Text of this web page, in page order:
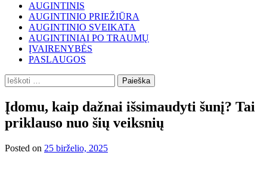
AUGINTINIS
AUGINTINIO PRIEŽIŪRA
AUGINTINIO SVEIKATA
AUGINTINIAI PO TRAUMŲ
ĮVAIRENYBĖS
PASLAUGOS
Ieškoti:
Įdomu, kaip dažnai išsimaudyti šunį? Tai
priklauso nuo šių veiksnių
Posted on 25 birželio, 2025